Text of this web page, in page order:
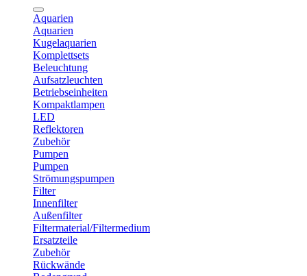
Aquarien
Aquarien
Kugelaquarien
Komplettsets
Beleuchtung
Aufsatzleuchten
Betriebseinheiten
Kompaktlampen
LED
Reflektoren
Zubehör
Pumpen
Pumpen
Strömungspumpen
Filter
Innenfilter
Außenfilter
Filtermaterial/Filtermedium
Ersatzteile
Zubehör
Rückwände